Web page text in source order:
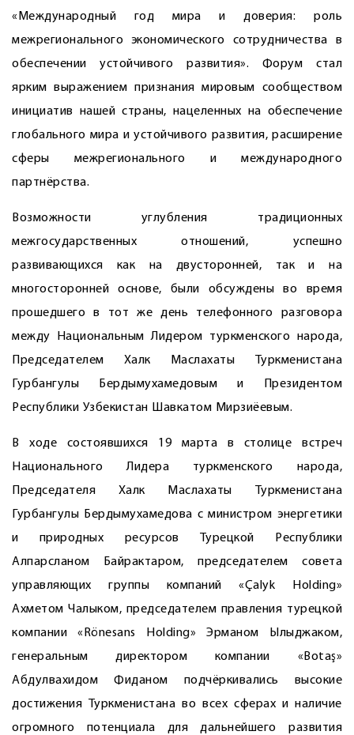
«Международный год мира и доверия: роль
межрегионального экономического сотрудничества в
обеспечении устойчивого развития». Форум стал
ярким выражением признания мировым сообществом
инициатив нашей страны, нацеленных на обеспечение
глобального мира и устойчивого развития, расширение
сферы межрегионального и международного
партнёрства.
Возможности углубления традиционных
межгосударственных отношений, успешно
развивающихся как на двусторонней, так и на
многосторонней основе, были обсуждены во время
прошедшего в тот же день телефонного разговора
между Национальным Лидером туркменского народа,
Председателем Халк Маслахаты Туркменистана
Гурбангулы Бердымухамедовым и Президентом
Республики Узбекистан Шавкатом Мирзиёевым.
В ходе состоявшихся 19 марта в столице встреч
Национального Лидера туркменского народа,
Председателя Халк Маслахаты Туркменистана
Гурбангулы Бердымухамедова с министром энергетики
и природных ресурсов Турецкой Республики
Алпарсланом Байрактаром, председателем совета
управляющих группы компаний «Çalyk Holding»
Ахметом Чалыком, председателем правления турецкой
компании «Rönesans Holding» Эрманом Ылыджаком,
генеральным директором компании «Botaş»
Абдулвахидом Фиданом подчёркивались высокие
достижения Туркменистана во всех сферах и наличие
огромного потенциала для дальнейшего развития